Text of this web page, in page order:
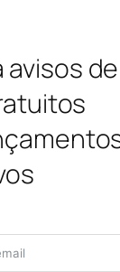
avisos